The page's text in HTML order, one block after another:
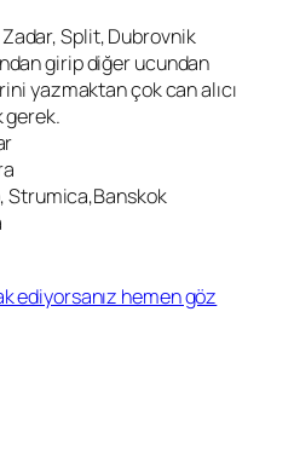
Split, Dubrovnik
girip diğer ucundan
yazmaktan çok can alıcı
gerek.
ediyorsanız hemen göz